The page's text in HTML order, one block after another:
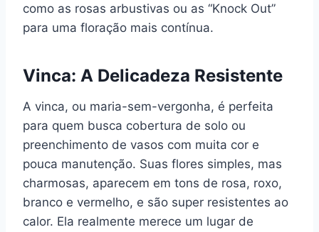
como as rosas arbustivas ou as “Knock Out”
para uma floração mais contínua.
Vinca: A Delicadeza Resistente
A vinca, ou maria-sem-vergonha, é perfeita
para quem busca cobertura de solo ou
preenchimento de vasos com muita cor e
pouca manutenção. Suas flores simples, mas
charmosas, aparecem em tons de rosa, roxo,
branco e vermelho, e são super resistentes ao
calor. Ela realmente merece um lugar de